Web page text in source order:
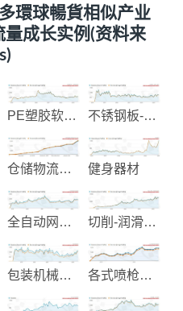
環球暢貨相似产业
量成长实例(资料来
PE塑胶软管-工业软管制造 不锈钢板-钢卷-钢带
仓储物流整合规划与货架立安装 健身器材
全自动网版印刷机械 切削-润滑-防锈油品制造
包装机械制造 各式喷枪和压力罐制造